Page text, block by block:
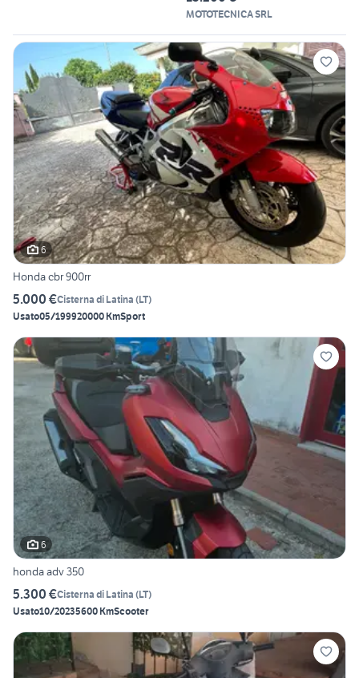
MOTOTECNICA SRL
6
Honda cbr 900rr
5.000 €Cisterna di Latina (LT)
Usato05/199920000 KmSport
6
honda adv 350
5.300 €Cisterna di Latina (LT)
Usato10/20235600 KmScooter